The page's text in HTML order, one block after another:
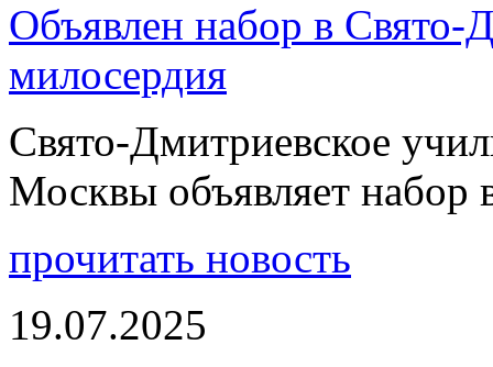
Объявлен набор в Свято-
милосердия
Свято-Дмитриевское
Москвы объявляет набор
прочитать новость
19.07.2025